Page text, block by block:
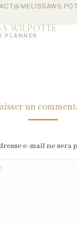
WILPOTTE
PLANNER
un
e-mail ne sera